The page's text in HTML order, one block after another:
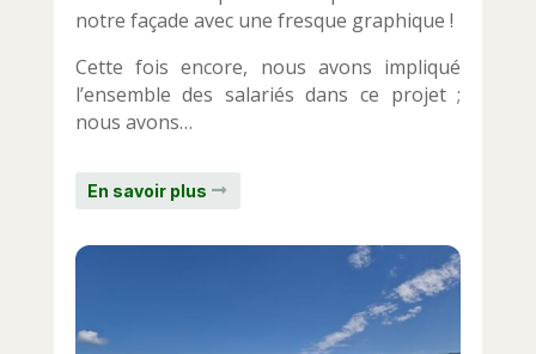
notre façade avec une fresque graphique !
Cette fois encore, nous avons impliqué
l’ensemble des salariés dans ce projet ;
nous avons…
En savoir plus